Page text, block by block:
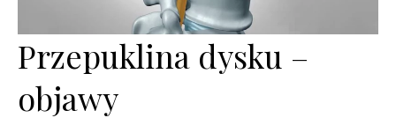
Przepuklina dysku –
objawy